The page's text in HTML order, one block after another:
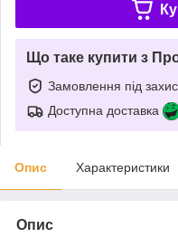
Що таке купити з
Замовлення під
Доступна доставка
Опис Характеристики
Опис